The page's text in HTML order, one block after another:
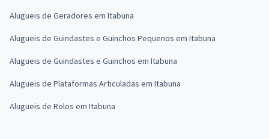
Alugueis de Geradores em Itabuna
Alugueis de Guindastes e Guinchos Pequenos em Itabuna
Alugueis de Guindastes e Guinchos em Itabuna
Alugueis de Plataformas Articuladas em Itabuna
Alugueis de Rolos em Itabuna